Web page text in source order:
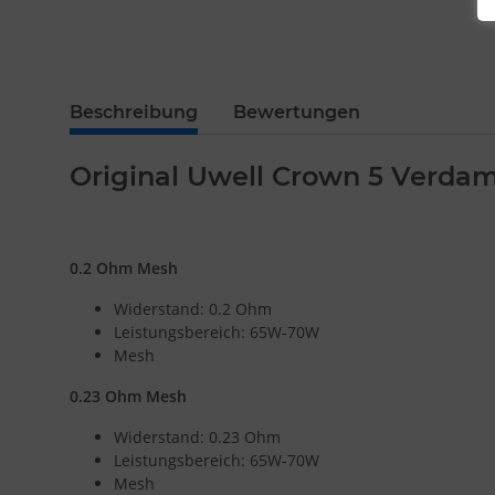
Beschreibung Bewertungen
Original Uwell Crown 5
0.2 Ohm Mesh
Widerstand: 0.2 Ohm
Leistungsbereich: 65W-70W
Mesh
0.23 Ohm Mesh
Widerstand: 0.23 Ohm
Leistungsbereich: 65W-70W
Mesh